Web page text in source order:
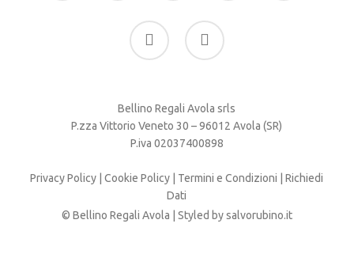
phone email
Bellino Regali Avola srls
P.zza Vittorio Veneto 30 – 96012 Avola (SR)
P.iva 02037400898
Privacy Policy |Cookie Policy Termini e Condizioni |Richiedi
Dati
© Bellino Regali Avola | Styled bysalvorubino.it